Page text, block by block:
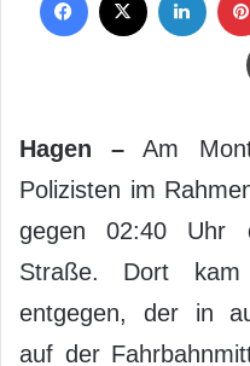
Hagen – Am
Polizisten im
gegen 02:40 Uhr
Straße. Dort
entgegen, der in
auf der